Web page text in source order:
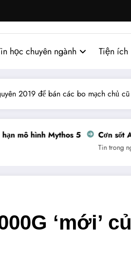
học chuyên ngành Tiện ích
2019 để bán các bo mạch chủ cũ
mô hình Mythos 5 Cơn sốt AI
Tin trong ngày
‘mới’